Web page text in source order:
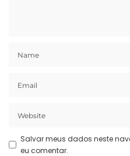
Salvar meus dados neste
eu comentar.